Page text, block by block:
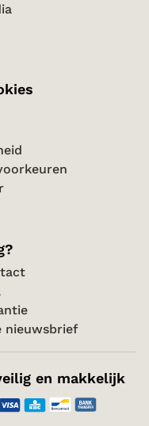
nieuwsbrief
en makkelijk